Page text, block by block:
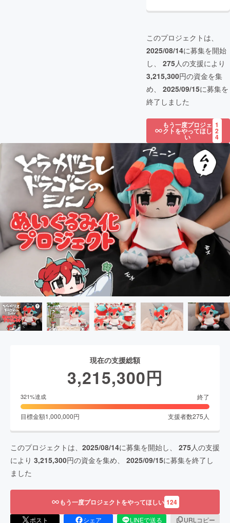
このプロジェクトは、
2025/08/14に募集を開始
し、 275人の支援により
3,215,300円の資金を集
め、 2025/09/15に募集を
終了しました
もう一度プロジェ
クトをやってほし
い
1
2
4
現在の支援総額
3,215,300円
321%達成 終了
目標金額1,000,000円 支援者数275 人
このプロジェクトは、 2025/08/14に募集を開始し、 275人の支援
により 3,215,300円の資金を集め、 2025/09/15に募集を終了し
ました
もう一度プロジェクトをやってほしい 124
ポスト シェア LINEで送る
URLコピー